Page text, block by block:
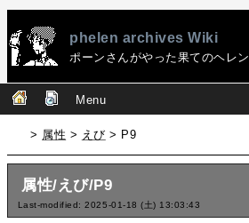
phelen archives Wiki
ポーンさんがやった果てのヘレン
Menu
> 属性 > えび > P9
属性/えび/P9
Last-modified: 2025-01-18 (土) 13:03:43